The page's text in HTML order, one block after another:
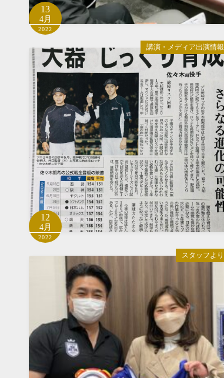
13
4月
2022
講演・メディア出演情報
12
4月
2022
スタッフより